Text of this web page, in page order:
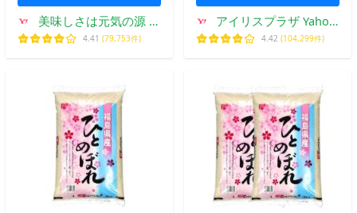
美味しさは元気の源 自
然の館
4.41 (79,753件)
アイリスプラザ Yahoo!
店
4.42 (104,299件)